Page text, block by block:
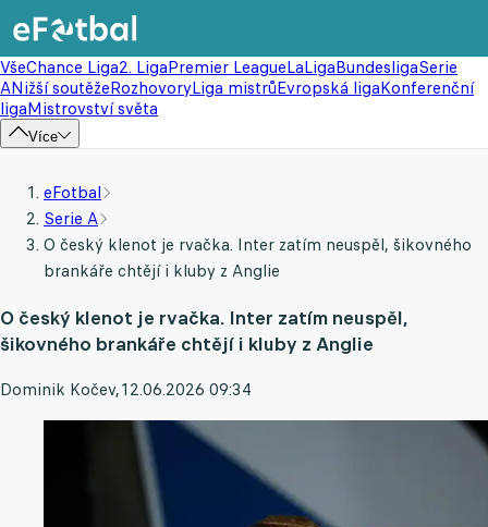
VšeChance Liga2. LigaPremier LeagueLaLigaBundesligaSerie
ANižší soutěžeRozhovoryLiga mistrůEvropská ligaKonferenční
ligaMistrovství světa
Více
eFotbal
Serie A
O český klenot je rvačka. Inter zatím neuspěl, šikovného
brankáře chtějí i kluby z Anglie
O český klenot je rvačka. Inter zatím neuspěl,
šikovného brankáře chtějí i kluby z Anglie
Dominik Kočev,12.06.2026 09:34